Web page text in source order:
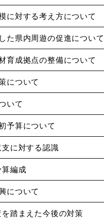
に対する考え方について
た県内周遊の促進について
育成拠点の整備について
について
いて
予算について
に対する認識
編成
について
踏まえた今後の対策